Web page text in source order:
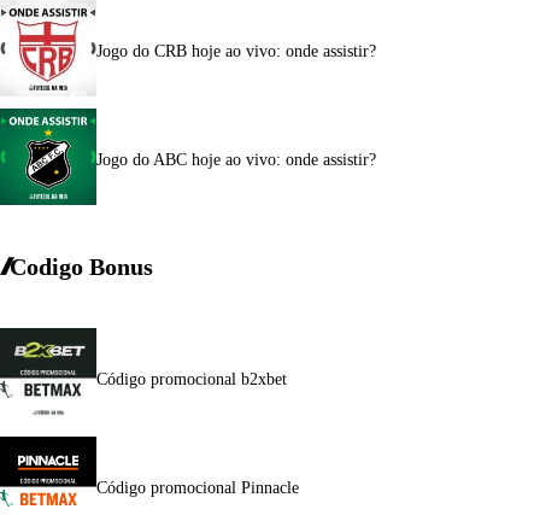
Jogo do CRB hoje ao vivo: onde assistir?
Jogo do ABC hoje ao vivo: onde assistir?
Codigo Bonus
Código promocional b2xbet
Código promocional Pinnacle